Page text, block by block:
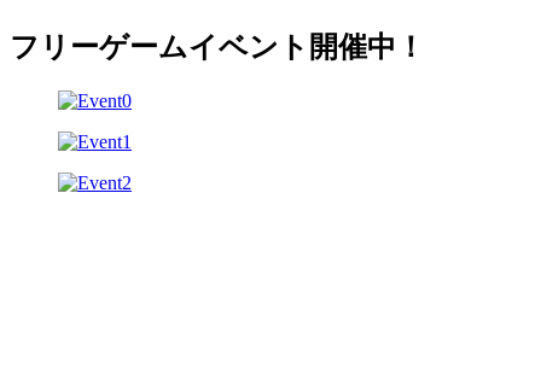
フリーゲームイベント開催中！